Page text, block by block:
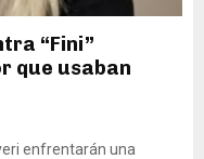
“Fini”
que usaban
enfrentarán una